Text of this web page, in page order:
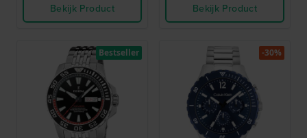
Bekijk Product
Bekijk Product
Bestseller -30%